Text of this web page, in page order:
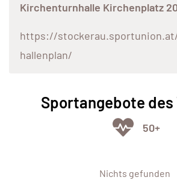
Kirchenturnhalle Kirchenplatz
https://
hallenplan/
Sportangebote des
50+
Nichts gefunden